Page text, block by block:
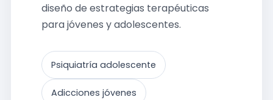
diseño de estrategias terapéuticas
para jóvenes y adolescentes.
Psiquiatría adolescente
Adicciones jóvenes